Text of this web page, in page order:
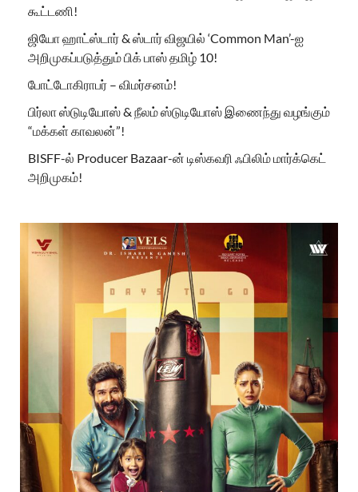
கூட்டணி!
ஜியோ ஹாட்ஸ்டார் & ஸ்டார் விஜயில் ‘Common Man’-ஐ
அறிமுகப்படுத்தும் பிக் பாஸ் தமிழ் 10!
போட்டோகிராபர் – விமர்சனம்!
பிர்லா ஸ்டுடியோஸ் & நீலம் ஸ்டுடியோஸ் இணைந்து வழங்கும்
“மக்கள் காவலன்”!
BISFF-ல் Producer Bazaar-ன் டிஸ்கவரி ஃபிலிம் மார்க்கெட்
அறிமுகம்!